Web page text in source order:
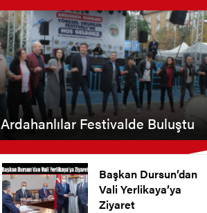
Ardahanlılar Festivalde Buluştu
Başkan Dursun’dan
Vali Yerlikaya’ya
Ziyaret